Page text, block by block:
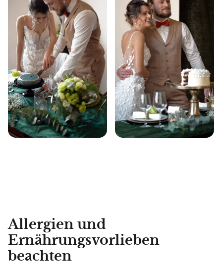
Allergien und
Ernährungsvorlieben
beachten